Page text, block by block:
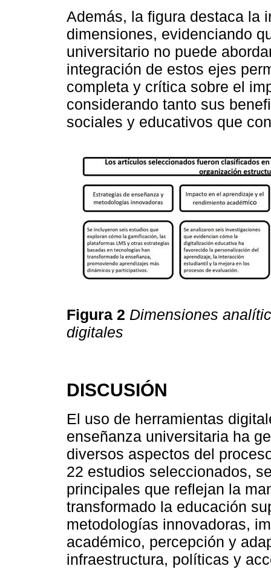
Además, la figura destaca la
dimensiones, evidenciando
universitario no puede
integración de estos ejes
completa y crítica sobre el
considerando tanto sus
sociales y educativos que
Figura 2 Dimensiones
digitales
DISCUSIÓN
El uso de herramientas
enseñanza universitaria ha
diversos aspectos del
22 estudios seleccionados,
principales que reflejan la
transformado la educación
metodologías innovadoras,
académico, percepción y
infraestructura, políticas y